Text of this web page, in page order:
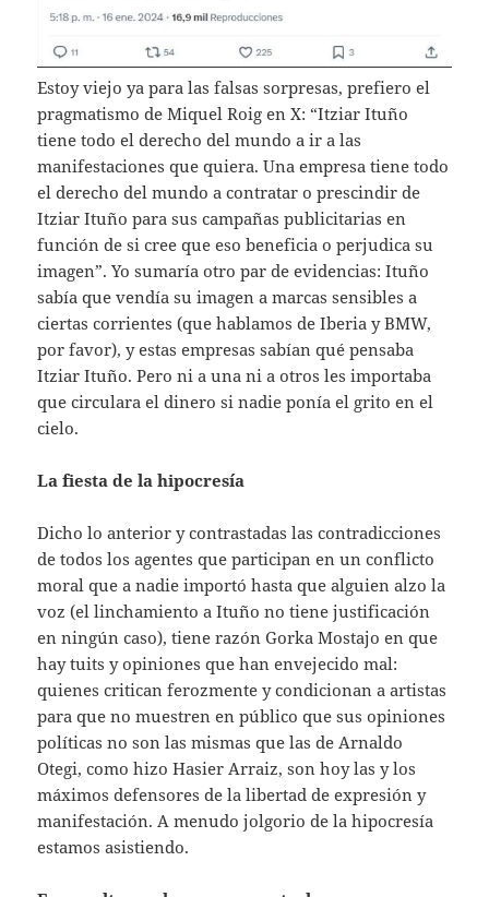
Estoy viejo ya para las falsas sorpresas, prefiero el
pragmatismo de Miquel Roig en X: “Itziar Ituño
tiene todo el derecho del mundo a ir a las
manifestaciones que quiera. Una empresa tiene todo
el derecho del mundo a contratar o prescindir de
Itziar Ituño para sus campañas publicitarias en
función de si cree que eso beneficia o perjudica su
imagen”. Yo sumaría otro par de evidencias: Ituño
sabía que vendía su imagen a marcas sensibles a
ciertas corrientes (que hablamos de Iberia y BMW,
por favor), y estas empresas sabían qué pensaba
Itziar Ituño. Pero ni a una ni a otros les importaba
que circulara el dinero si nadie ponía el grito en el
cielo.
La fiesta de la hipocresía
Dicho lo anterior y contrastadas las contradicciones
de todos los agentes que participan en un conflicto
moral que a nadie importó hasta que alguien alzo la
voz (el linchamiento a Ituño no tiene justificación
en ningún caso), tiene razón Gorka Mostajo en que
hay tuits y opiniones que han envejecido mal:
quienes critican ferozmente y condicionan a artistas
para que no muestren en público que sus opiniones
políticas no son las mismas que las de Arnaldo
Otegi, como hizo Hasier Arraiz, son hoy las y los
máximos defensores de la libertad de expresión y
manifestación. A menudo jolgorio de la hipocresía
estamos asistiendo.